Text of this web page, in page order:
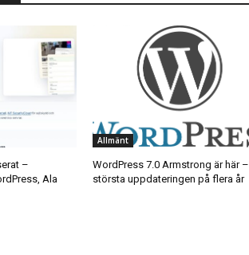
–
Ala
Allmänt
WordPress 7.0 Armstrong är här –
största uppdateringen på flera år